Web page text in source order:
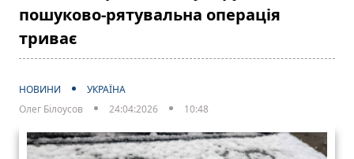
пошуково-рятувальна операція
триває
НОВИНИ
УКРАЇНА
Олег Білоусов
24:04:2026 10:48